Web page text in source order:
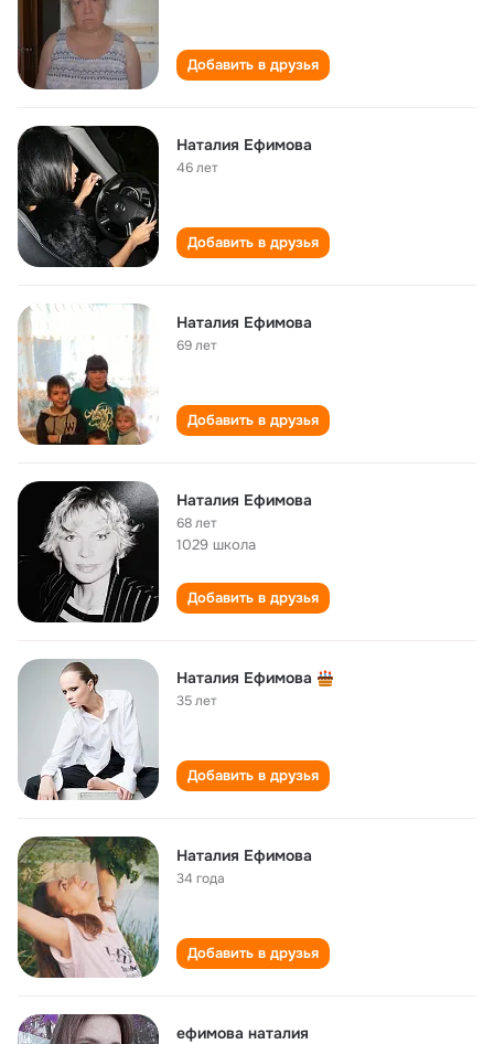
Добавить в друзья
Наталия Ефимова
46 лет
Добавить в друзья
Наталия Ефимова
69 лет
Добавить в друзья
Наталия Ефимова
68 лет
1029 школа
Добавить в друзья
Наталия Ефимова
35 лет
Добавить в друзья
Наталия Ефимова
34 года
Добавить в друзья
ефимова наталия